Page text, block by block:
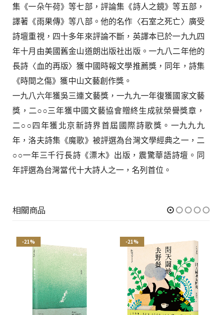
集《一朵午荷》等七部，評論集《詩人之鏡》等五部，
譯著《雨果傳》等八部。他的名作〈石室之死亡〉廣受
詩壇重視，四十多年來評論不斷，英譯本已於一九九四
年十月由美國舊金山道朗出版社出版。一九八二年他的
長詩〈血的再版〉獲中國時報文學推薦獎，同年，詩集
《時間之傷》獲中山文藝創作獎。
一九八六年獲吳三連文藝獎，一九九一年復獲國家文藝
獎，二○○三年獲中國文藝協會贈終生成就榮譽獎章，
二○○四年獲北京新詩界首屆國際詩歌獎。一九九九
年，洛夫詩集《魔歌》被評選為台灣文學經典之一，二
○○一年三千行長詩《漂木》出版，震驚華語詩壇。同
年評選為台灣當代十大詩人之一，名列首位。
相關商品
-21% -21%